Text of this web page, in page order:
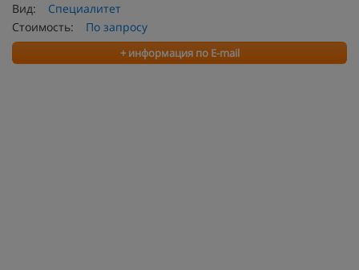
Вид:
Специалитет
Стоимость:
По запросу
+ информация по E-mail